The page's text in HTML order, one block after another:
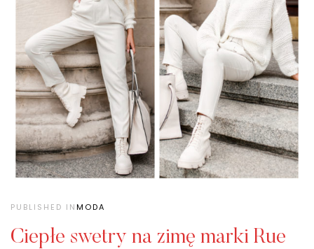
PUBLISHED INMODA
Ciepłe swetry na zimę marki Rue